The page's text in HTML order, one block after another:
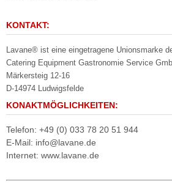
KONTAKT:
Lavane® ist eine eingetragene Unionsmarke
Catering Equipment Gastronomie Service
Märkersteig 12-16
D-14974 Ludwigsfelde
KONAKTMÖGLICHKEITEN:
Telefon: +49 (0) 033 78 20 51 944
E-Mail: info@lavane.de
Internet: www.lavane.de